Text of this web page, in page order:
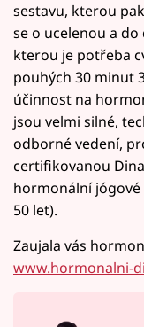
sestavu, kterou
se o ucelenou a
kterou je potřeba
pouhých 30 minut
účinnost na
jsou velmi silné,
odborné vedení,
certifikovanou
hormonální jógové
50 let).
Zaujala vás
www.hormonalni-